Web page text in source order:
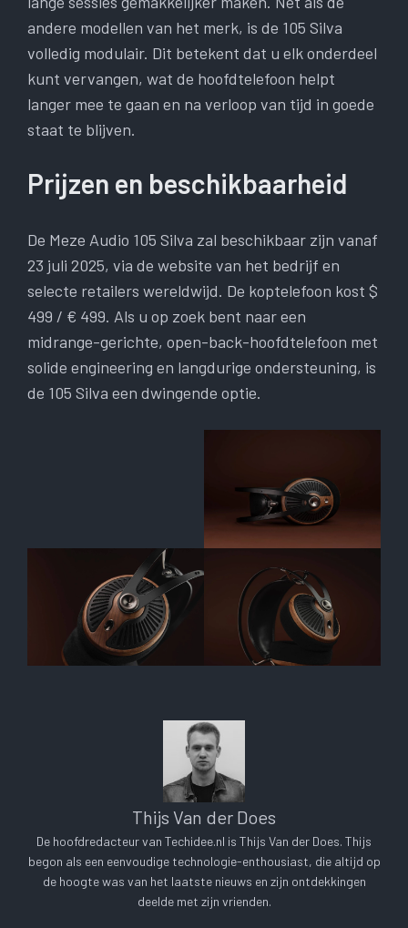
andere modellen van het merk, is de 105 Silva
volledig modulair. Dit betekent dat u elk onderdeel
kunt vervangen, wat de hoofdtelefoon helpt
langer mee te gaan en na verloop van tijd in goede
staat te blijven.
Prijzen en beschikbaarheid
De Meze Audio 105 Silva zal beschikbaar zijn vanaf
23 juli 2025, via de website van het bedrijf en
selecte retailers wereldwijd. De koptelefoon kost $
499 / € 499. Als u op zoek bent naar een
midrange-gerichte, open-back-hoofdtelefoon met
solide engineering en langdurige ondersteuning, is
de 105 Silva een dwingende optie.
Thijs Van der Does
De hoofdredacteur van Techidee.nl is Thijs Van der Does. Thijs
begon als een eenvoudige technologie-enthousiast, die altijd op
de hoogte was van het laatste nieuws en zijn ontdekkingen
deelde met zijn vrienden.